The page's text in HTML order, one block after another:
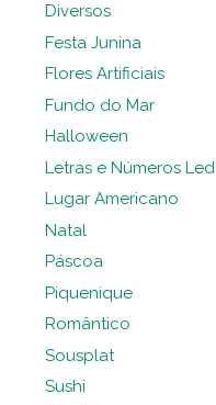
Diversos
Festa Junina
Flores Artificiais
Fundo do Mar
Halloween
Letras e Números Led
Lugar Americano
Natal
Páscoa
Piquenique
Romântico
Sousplat
Sushi